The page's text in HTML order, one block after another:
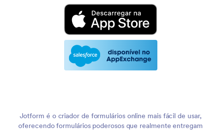
Jotform é o criador de formulários online mais fácil de usar,
oferecendo formulários poderosos que realmente entregam